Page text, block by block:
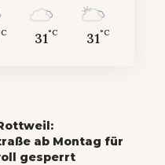
31°C 31°C
ab Montag für
gesperrt